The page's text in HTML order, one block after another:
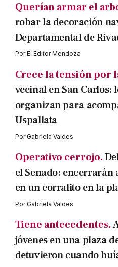
Querían armar el
robar la decoración
Departamental de
PorEl Editor Mendoza
Crece la tensión por
vecinal en San Carlos:
organizan para
Uspallata
PorGabriela Valdes
Operativo cerrojo.
el Senado: encerrarán
en un corralito en la
PorGabriela Valdes
Tiene antecedentes.
jóvenes en una plaza
detuvieron cuando